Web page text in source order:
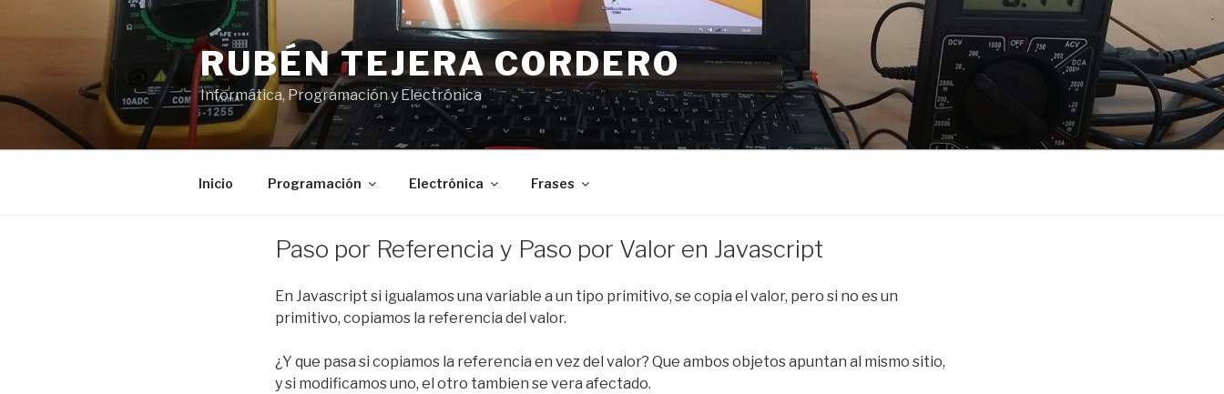
RUBÉN TEJERA CORDERO
Informática, Programación y Electrónica
Inicio Programación Electrónica Frases
EL
Paso por Referencia y Paso por Valor en Javascript
En Javascript si igualamos una variable a un tipo primitivo, se copia el valor, pero si no es un
primitivo, copiamos la referencia del valor.
¿Y que pasa si copiamos la referencia en vez del valor? Que ambos objetos apuntan al mismo sitio,
y si modificamos uno, el otro tambien se vera afectado.